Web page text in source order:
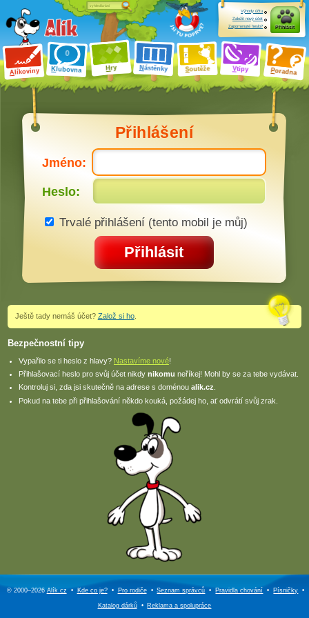
Alíkoviny Klubovna Hry Nástěnky Soutěže Vtipy Poradna
Výhody účtu
Založit nový účet
Zapomenuté heslo?
Přihlásit
Přihlášení
Jméno:
Heslo:
Trvalé přihlášení (tento mobil je můj)
Přihlásit
Ještě tady nemáš účet? Založ si ho.
Bezpečnostní tipy
Vypařilo se ti heslo z hlavy? Nastavíme nové!
Přihlašovací heslo pro svůj účet nikdy nikomu neříkej! Mohl by se za tebe vydávat.
Kontroluj si, zda jsi skutečně na adrese s doménou alik.cz
Pokud na tebe při přihlašování někdo kouká, požádej ho, ať odvrátí svůj zrak.
© 2000–2026Alík.cz • Kde co je? • Pro rodiče • Seznam správců • Pravidla chování • Písničky •
Katalog dárků • Reklama aspolupráce